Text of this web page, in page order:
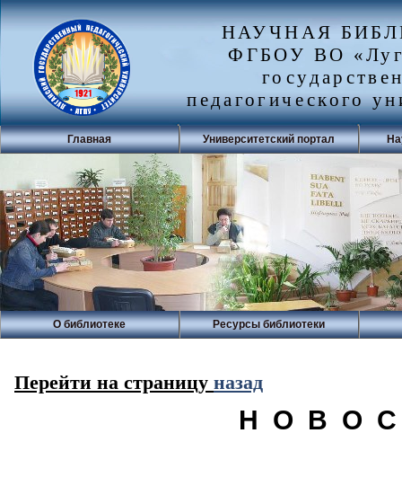
НАУЧНАЯ
ФГБОУ ВО
педагогического
Главная Университетский портал
О библиотеке Ресурсы библиотеки
Перейти на страницу назад
Н О В О